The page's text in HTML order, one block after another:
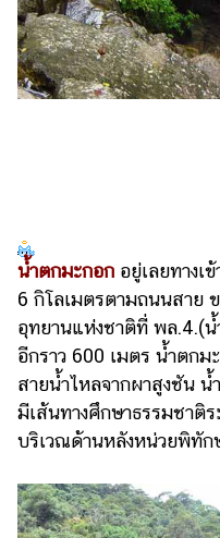
น้ำตกมะกอก อยู่เลยทางเ
6 กิโลเมตรตามถนนสาย
อุทยานแห่งชาติที่ พล.4.(น้
อีกราว 600 เมตร น้ำตก
สายน้ำไหลจากผาสูงชัน
มีเส้นทางศึกษาธรรมชาติ
บริเวณด้านหลังหน่วยพิทั